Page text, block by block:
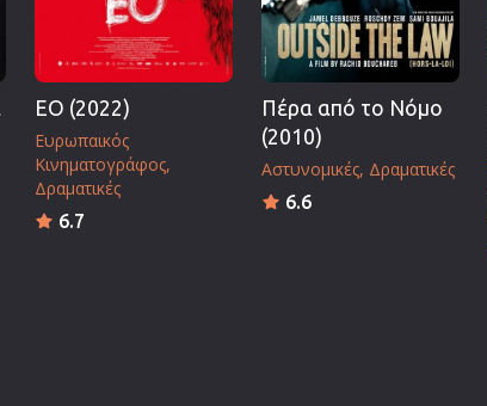
ΕΟ (2022)
Ευρωπαικός
Κινηματογράφος
Δραματικές
6.7
Πέρα από το Νόμο
(2010)
Αστυνομικές Δραματικές
6.6